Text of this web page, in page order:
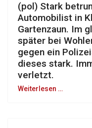
(pol) Stark
Automobilist in
Gartenzaun. Im
später bei
gegen ein
dieses stark.
verletzt.
Weiterlesen …